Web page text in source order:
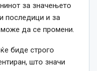
за значењето
последици и за
да се промени.
биде строго
што значи